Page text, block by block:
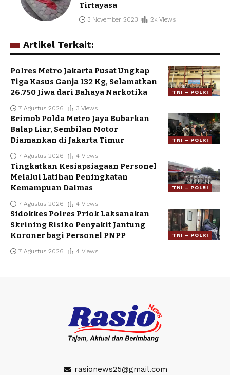
Tirtayasa
3 November 2023 2k Views
Artikel Terkait:
TNI – POLRI
Polres Metro Jakarta Pusat Ungkap
Tiga Kasus Ganja 132 Kg, Selamatkan
26.750 Jiwa dari Bahaya Narkotika
7 Agustus 2026 3 Views
TNI – POLRI
Brimob Polda Metro Jaya Bubarkan
Balap Liar, Sembilan Motor
Diamankan di Jakarta Timur
7 Agustus 2026 4 Views
TNI – POLRI
Tingkatkan Kesiapsiagaan Personel
Melalui Latihan Peningkatan
Kemampuan Dalmas
7 Agustus 2026 4 Views
TNI – POLRI
Sidokkes Polres Priok Laksanakan
Skrining Risiko Penyakit Jantung
Koroner bagi Personel PNPP
7 Agustus 2026 4 Views
rasionews25@gmail.com